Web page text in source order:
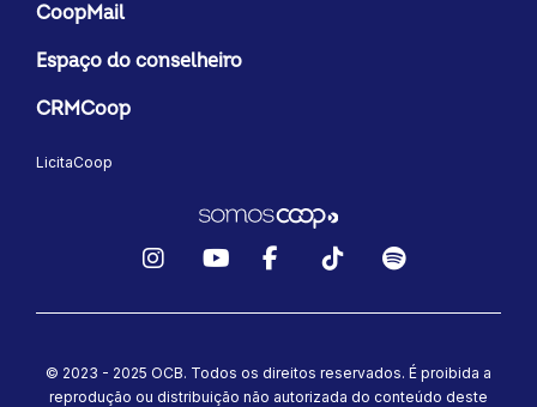
CoopMail
Espaço do conselheiro
CRMCoop
LicitaCoop
© 2023 - 2025 OCB. Todos os direitos reservados. É proibida a
reprodução ou distribuição não autorizada do conteúdo deste